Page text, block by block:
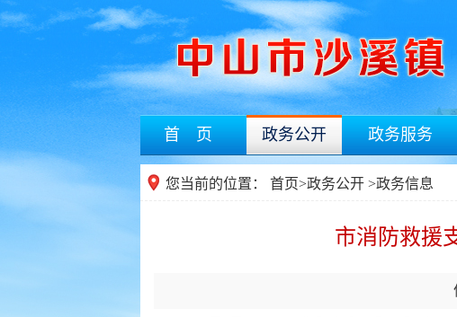
首 页 政务公开 政务服务
您当前的位置： 首页>政务公开 >政务信息
市消防救援